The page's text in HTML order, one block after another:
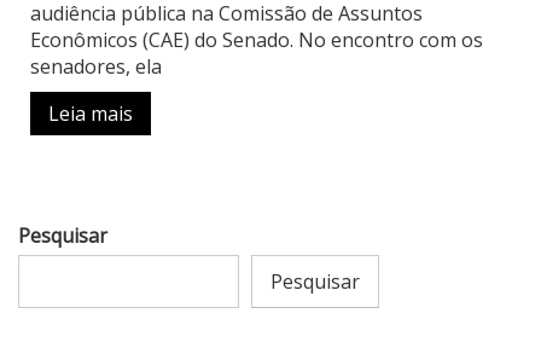
audiência pública na Comissão de Assuntos
Econômicos (CAE) do Senado. No encontro com os
senadores, ela
Leia mais
Pesquisar
Pesquisar